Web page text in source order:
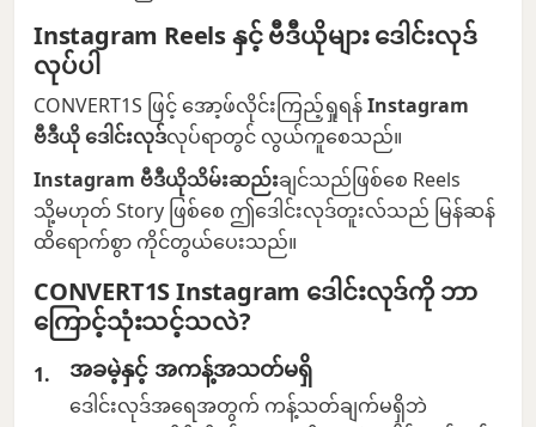
Instagram Reels နှင့် ဗီဒီယိုများ ဒေါင်းလုဒ်
လုပ်ပါ
CONVERT1S ဖြင့် အော့ဖ်လိုင်းကြည့်ရှုရန်Instagram
ဗီဒီယို ဒေါင်းလုဒ်လုပ်ရာတွင် လွယ်ကူစေသည်။
Instagram ဗီဒီယိုသိမ်းဆည်းချင်သည်ဖြစ်စေ Reels
သို့မဟုတ် Story ဖြစ်စေ ဤဒေါင်းလုဒ်တူးလ်သည် မြန်ဆန်
ထိရောက်စွာ ကိုင်တွယ်ပေးသည်။
CONVERT1S Instagram ဒေါင်းလုဒ်ကို ဘာ
ကြောင့်သုံးသင့်သလဲ?
အခမဲ့နှင့် အကန့်အသတ်မရှိ
ဒေါင်းလုဒ်အရေအတွက် ကန့်သတ်ချက်မရှိဘဲ